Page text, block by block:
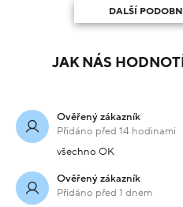
DALŠÍ
JAK NÁS
Ověřený zákazník
Přidáno před 14 hodinami
všechno OK
Ověřený zákazník
Přidáno před 1 dnem